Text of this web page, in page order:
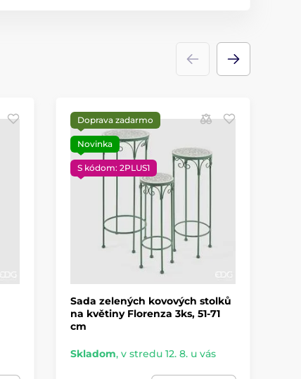
Doprava zadarmo
Novinka
S kódom: 2PLUS1
Sada zelených kovových stolků
na květiny Florenza 3ks, 51-71
cm
Skladom, v stredu 12. 8. u vás